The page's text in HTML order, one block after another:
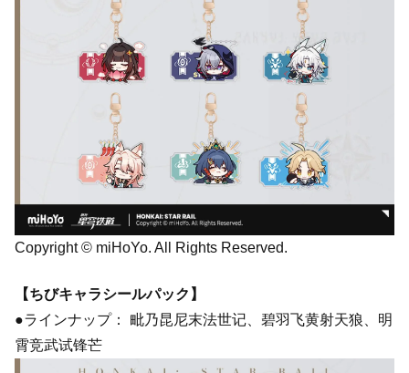
Copyright © miHoYo. All Rights Reserved.
【ちびキャラシールパック】
●ラインナップ： 毗乃昆尼末法世记、碧羽飞黄射天狼、明
霄竞武试锋芒